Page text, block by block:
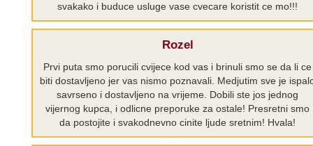
svakako i buduce usluge vase cvecare koristit ce mo!!!
Rozel
Prvi puta smo porucili cvijece kod vas i brinuli smo se da li ce
biti dostavljeno jer vas nismo poznavali. Medjutim sve je
savrseno i dostavljeno na vrijeme. Dobili ste jos jednog
vijernog kupca, i odlicne preporuke za ostale! Presretni smo
da postojite i svakodnevno cinite ljude sretnim! Hvala!